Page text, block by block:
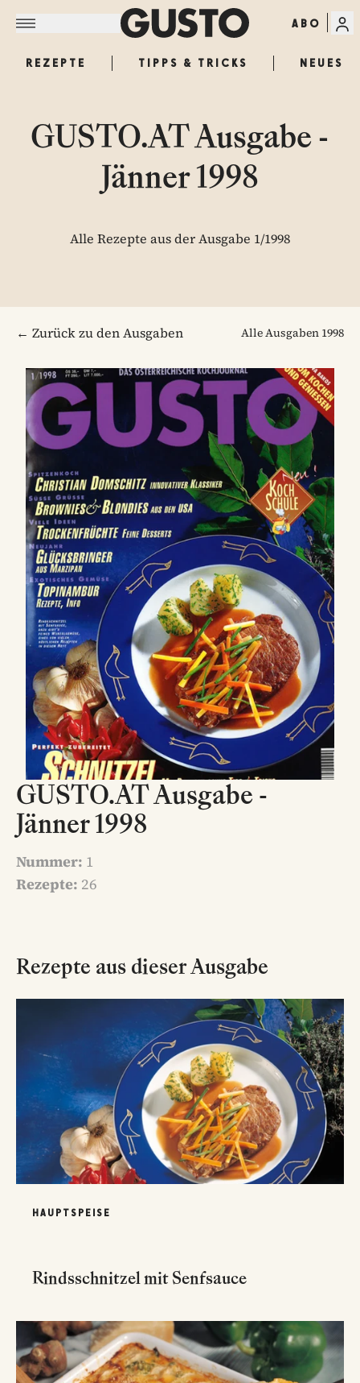
ABO
REZEPTE TIPPS & TRICKS NEUES
GUSTO.AT Ausgabe -
Jänner 1998
Alle Rezepte aus der Ausgabe 1/1998
← Zurück zu den Ausgaben Alle Ausgaben 1998
GUSTO.AT Ausgabe -
Jänner 1998
Nummer: 1
Rezepte: 26
Rezepte aus dieser Ausgabe
HAUPTSPEISE
Rindsschnitzel mit Senfsauce